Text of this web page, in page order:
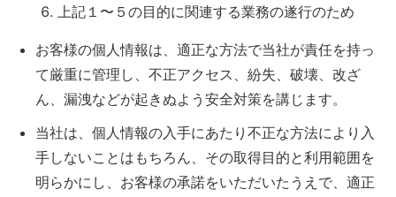
上記１〜５の目的に関連する業務の遂行のため
お客様の個人情報は、適正な方法で当社が責任を持っ
て厳重に管理し、不正アクセス、紛失、破壊、改ざ
ん、漏洩などが起きぬよう安全対策を講じます。
当社は、個人情報の入手にあたり不正な方法により入
手しないことはもちろん、その取得目的と利用範囲を
明らかにし、お客様の承諾をいただいたうえで、適正